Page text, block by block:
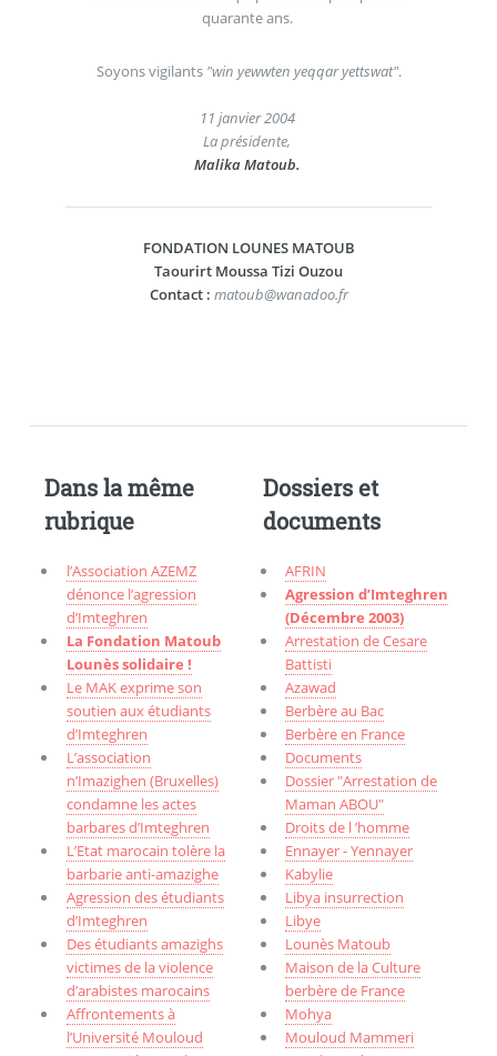
quarante ans.
Soyons vigilants "win yewwten yeqqar yettswat".
11 janvier 2004
La présidente,
Malika Matoub.
FONDATION LOUNES MATOUB
Taourirt Moussa Tizi Ouzou
Contact : matoub@wanadoo.fr
Dans la même
rubrique
l’Association AZEMZ
dénonce l’agression
d’Imteghren
La Fondation Matoub
Lounès solidaire !
Le MAK exprime son
soutien aux étudiants
d’Imteghren
L’association
n’Imazighen (Bruxelles)
condamne les actes
barbares d’Imteghren
L’Etat marocain tolère la
barbarie anti-amazighe
Agression des étudiants
d’Imteghren
Des étudiants amazighs
victimes de la violence
d’arabistes marocains
Affrontements à
l’Université Mouloud
Dossiers et
documents
AFRIN
Agression d’Imteghren
(Décembre 2003)
Arrestation de Cesare
Battisti
Azawad
Berbère au Bac
Berbère en France
Documents
Dossier "Arrestation de
Maman ABOU"
Droits de l ’homme
Ennayer - Yennayer
Kabylie
Libya insurrection
Libye
Lounès Matoub
Maison de la Culture
berbère de France
Mohya
Mouloud Mammeri